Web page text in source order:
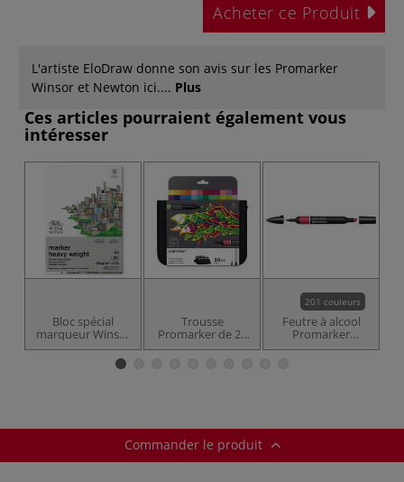
Acheter ce Produit
L'artiste EloDraw donne son avis sur les Promarker
Winsor et Newton ici.... Plus
Ces articles pourraient également vous
intéresser
Bloc spécial
marqueur Winsor
& Newton
Trousse
Promarker de 24
couleurs
201 couleurs
Feutre à alcool
Promarker
Winsor & Newton
Commander le produit